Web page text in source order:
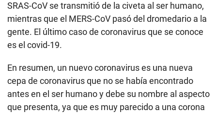
SRAS-CoV se transmitió de la civeta al ser humano,
mientras que el MERS-CoV pasó del dromedario a la
gente. El último caso de coronavirus que se conoce
es el covid-19.
En resumen, un nuevo coronavirus es una nueva
cepa de coronavirus que no se había encontrado
antes en el ser humano y debe su nombre al aspecto
que presenta, ya que es muy parecido a una corona